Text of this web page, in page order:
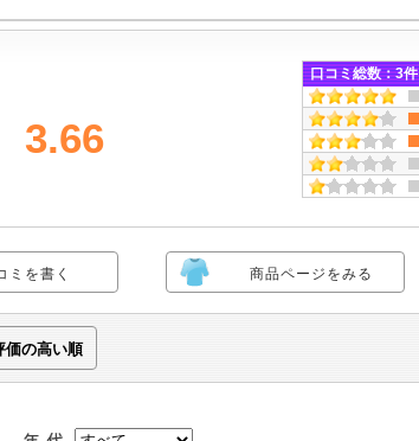
3.66
口コミ総数：3件
ミを書く 商品ページをみる
価の高い順